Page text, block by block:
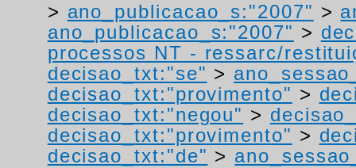
> ano_publicacao_s:"2007" >
ano_publicacao_s:"2007" >
processos NT - ressarc/
decisao_txt:"se" >
decisao_txt:"provimento" >
decisao_txt:"negou" >
decisao_txt:"provimento" >
decisao_txt:"de" >